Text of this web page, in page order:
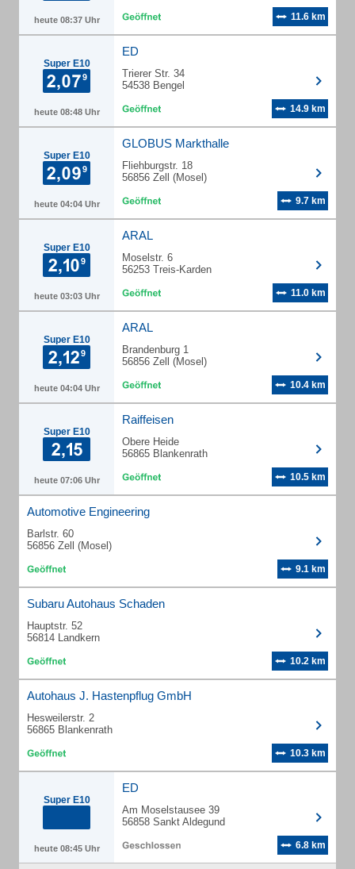
heute 08:37 Uhr 11.6 km
Super E10
heute 08:48 Uhr
ED
Trierer Str. 34
54538 Bengel
14.9 km
Super E10
heute 04:04 Uhr
GLOBUS Markthalle
Fliehburgstr. 18
56856 Zell (Mosel)
9.7 km
Super E10
heute 03:03 Uhr
ARAL
Moselstr. 6
56253 Treis-Karden
11.0 km
Super E10
heute 04:04 Uhr
ARAL
Brandenburg 1
56856 Zell (Mosel)
10.4 km
Super E10
heute 07:06 Uhr
Raiffeisen
Obere Heide
56865 Blankenrath
10.5 km
Automotive Engineering
Barlstr. 60
56856 Zell (Mosel)
9.1 km
Subaru Autohaus Schaden
Hauptstr. 52
56814 Landkern
10.2 km
Autohaus J. Hastenpflug GmbH
Hesweilerstr. 2
56865 Blankenrath
10.3 km
Super E10
heute 08:45 Uhr
ED
Am Moselstausee 39
56858 Sankt Aldegund
6.8 km